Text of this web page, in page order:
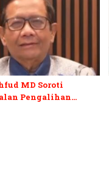
MD Soroti
Pengalihan